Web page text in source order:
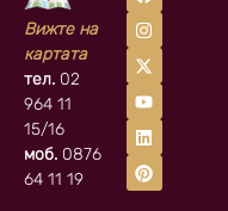
Вижте на
картата
тел. 02
964 11
15/16
моб. 0876
64 11 19